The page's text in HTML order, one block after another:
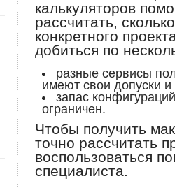
калькуляторов
рассчитать,
конкретного
добиться по
разные сервисы
имеют свои допуски
запас
ограничен.
Чтобы получить
точно рассчитать
воспользоваться
специалиста.